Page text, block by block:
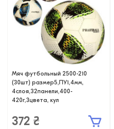
Мяч футбольный 2500-210
(30шт) размер5,ПУ1,4мм,
4слоя,32панели,400-
420г,3цвета, кул
372 ₴